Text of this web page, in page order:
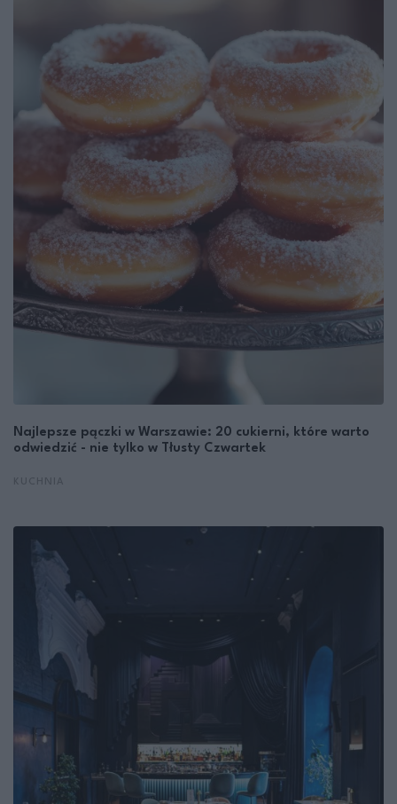
Najlepsze pączki w Warszawie: 20 cukierni, które warto
odwiedzić - nie tylko w Tłusty Czwartek